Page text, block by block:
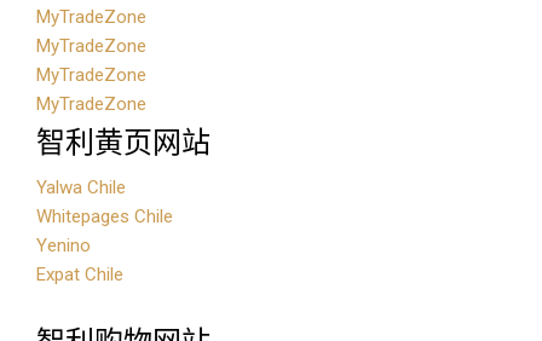
MyTradeZone
MyTradeZone
MyTradeZone
MyTradeZone
智利黄页网站
Yalwa Chile
Whitepages Chile
Yenino
Expat Chile